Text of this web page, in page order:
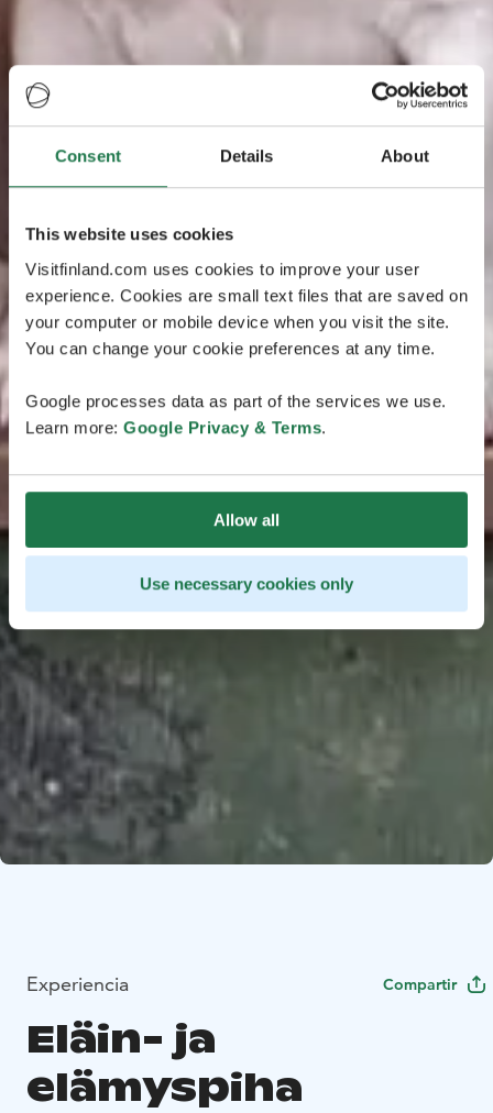
Consent Details About
This website uses cookies
Visitfinland.com uses cookies to improve your user
experience. Cookies are small text files that are saved on
your computer or mobile device when you visit the site.
You can change your cookie preferences at any time.
Google processes data as part of the services we use.
Learn more: Google Privacy & Terms.
Allow all
Use necessary cookies only
Experiencia Compartir
Eläin- ja
elämyspiha